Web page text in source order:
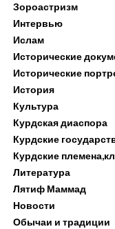
Зороастризм
Интервью
Ислам
Исторические
Исторические
История
Культура
Курдская диаспора
Курдские
Курдские
Литература
Лятиф Маммад
Новости
Обычаи и традиции